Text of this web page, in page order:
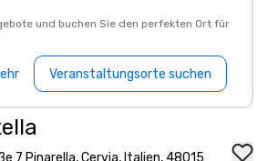
und buchen Sie den perfekten Ort für
Veranstaltungsorte suchen
7 Pinarella, Cervia, Italien, 48015